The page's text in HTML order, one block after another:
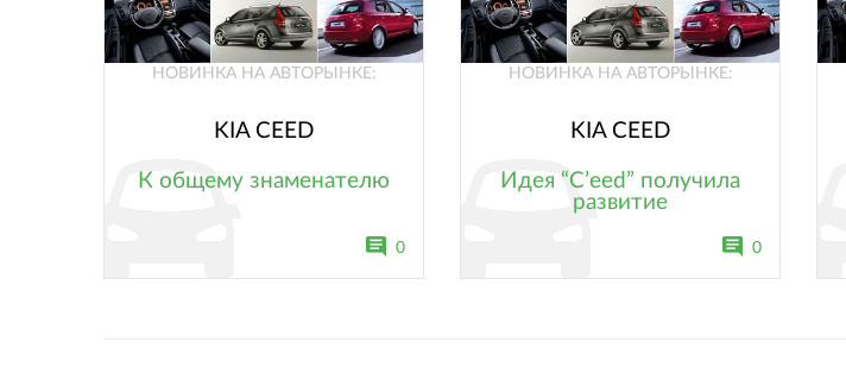
НОВИНКА НА АВТОРЫНКЕ:
KIA CEED
К общему знаменателю
0
НОВИНКА НА АВТОРЫНКЕ:
KIA CEED
Идея “С’eed” получила
развитие
0